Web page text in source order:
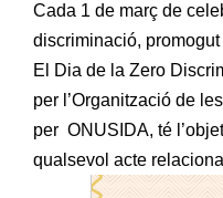
Cada 1 de març de
discriminació,
El Dia de la Zero
per l’Organització de
per ONUSIDA, té
qualsevol acte